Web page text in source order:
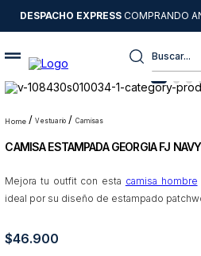
DESPACHO EXPRESSCOMPRANDO
Buscar...
vestuario camisas
CAMISA ESTAMPADA GEORGIA FJ NAVY
Mejora tu outfit con esta camisa hombre
ideal por su diseño de estampado
$46.900
1.
sweater
2.
chaquetas
3.
camisas
5.
jeans